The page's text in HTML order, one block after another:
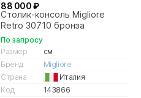
88 000 ₽
Столик-консоль Migliore
Retro 30710 бронза
По запросу
Размер
см
Бренд
Migliore
Страна
Италия
Код
143866